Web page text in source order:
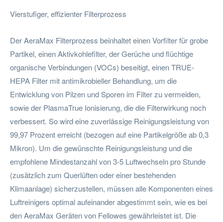
Vierstufiger, effizienter Filterprozess
Der AeraMax Filterprozess beinhaltet einen Vorfilter für grobe
Partikel, einen Aktivkohlefilter, der Gerüche und flüchtige
organische Verbindungen (VOCs) beseitigt, einen TRUE-
HEPA Filter mit antimikrobieller Behandlung, um die
Entwicklung von Pilzen und Sporen im Filter zu vermeiden,
sowie der PlasmaTrue Ionisierung, die die Filterwirkung noch
verbessert. So wird eine zuverlässige Reinigungsleistung von
99,97 Prozent erreicht (bezogen auf eine Partikelgröße ab 0,3
Mikron). Um die gewünschte Reinigungsleistung und die
empfohlene Mindestanzahl von 3-5 Luftwechseln pro Stunde
(zusätzlich zum Querlüften oder einer bestehenden
Klimaanlage) sicherzustellen, müssen alle Komponenten eines
Luftreinigers optimal aufeinander abgestimmt sein, wie es bei
den AeraMax Geräten von Fellowes gewährleistet ist. Die